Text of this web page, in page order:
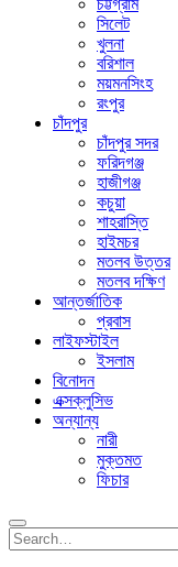
চট্টগ্রাম
সিলেট
খুলনা
বরিশাল
ময়মনসিংহ
রংপুর
চাঁদপুর
চাঁদপুর সদর
ফরিদগঞ্জ
হাজীগঞ্জ
কচুয়া
শাহরাস্তি
হাইমচর
মতলব উত্তর
মতলব দক্ষিণ
আন্তর্জাতিক
প্রবাস
লাইফস্টাইল
ইসলাম
বিনোদন
এক্সক্লুসিভ
অন্যান্য
নারী
মুক্তমত
ফিচার
Search
for:
Search